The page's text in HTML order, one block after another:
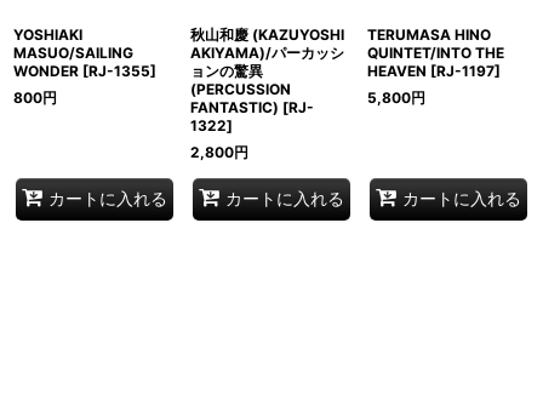
YOSHIAKI
MASUO/SAILING
WONDER [RJ-1355]
800円
カートに入れる
秋山和慶 (KAZUYOSHI
AKIYAMA)/パーカッシ
ョンの驚異
(PERCUSSION
FANTASTIC) [RJ-
1322]
2,800円
カートに入れる
TERUMASA HINO
QUINTET/INTO THE
HEAVEN [RJ-1197]
5,800円
カートに入れる